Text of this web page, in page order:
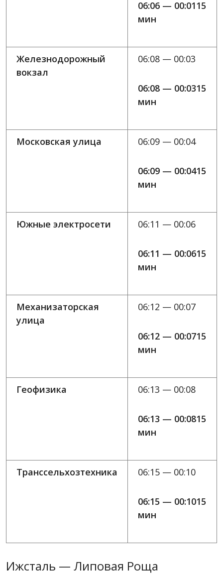
06:06 — 00:0115
мин
Железнодорожный
вокзал
06:08 — 00:03
06:08 — 00:0315
мин
Московская улица 06:09 — 00:04
06:09 — 00:0415
мин
Южные электросети 06:11 — 00:06
06:11 — 00:0615
мин
Механизаторская
улица
06:12 — 00:07
06:12 — 00:0715
мин
Геофизика 06:13 — 00:08
06:13 — 00:0815
мин
Транссельхозтехника 06:15 — 00:10
06:15 — 00:1015
мин
Ижсталь — Липовая Роща